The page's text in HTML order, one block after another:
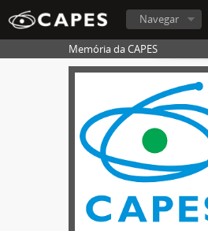
Navegar
Memória da CAPES